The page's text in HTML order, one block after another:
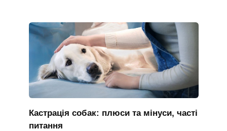
Кастрація собак: плюси та мінуси, часті
питання